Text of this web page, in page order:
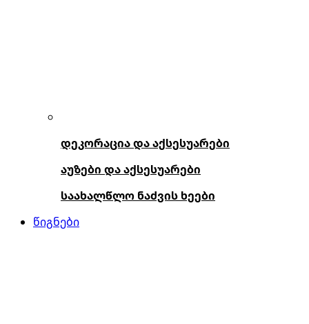
დეკორაცია და აქსესუარები
აუზები და აქსესუარები
საახალწლო ნაძვის ხეები
წიგნები